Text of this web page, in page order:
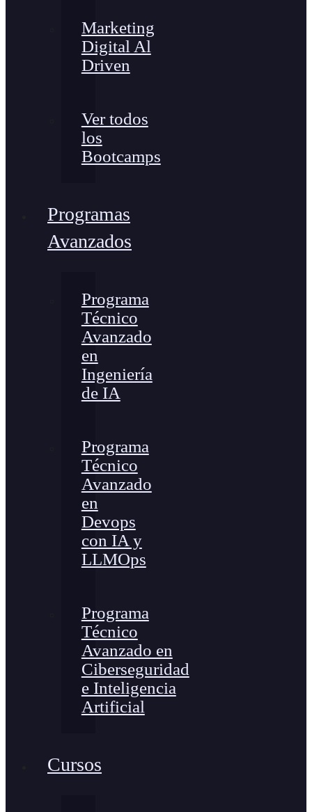
Marketing
Digital Al
Driven
Ver todos
los
Bootcamps
Programas
Avanzados
Programa
Técnico
Avanzado
en
Ingeniería
de IA
Programa
Técnico
Avanzado
en
Devops
con IA y
LLMOps
Programa
Técnico
Avanzado en
Ciberseguridad
e Inteligencia
Artificial
Cursos